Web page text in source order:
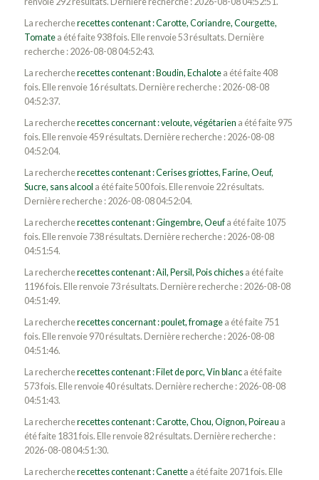
La rechercherecettes contenant : Carotte, Coriandre, Courgette,
Tomatea été faite 938 fois. Elle renvoie 53 résultats. Dernière
recherche : 2026-08-08 04:52:43.
La rechercherecettes contenant : Boudin, Echalotea été faite 408
fois. Elle renvoie 16 résultats. Dernière recherche : 2026-08-08
04:52:37.
La rechercherecettes concernant : veloute, végétarien a été faite 975
fois. Elle renvoie 459 résultats. Dernière recherche : 2026-08-08
04:52:04.
La rechercherecettes contenant : Cerises griottes, Farine, Oeuf,
Sucre, sans alcool a été faite 500 fois. Elle renvoie 22 résultats.
Dernière recherche : 2026-08-08 04:52:04.
La rechercherecettes contenant : Gingembre, Oeufa été faite 1075
fois. Elle renvoie 738 résultats. Dernière recherche : 2026-08-08
04:51:54.
La rechercherecettes contenant : Ail, Persil, Pois chichesa été faite
1196 fois. Elle renvoie 73 résultats. Dernière recherche : 2026-08-08
04:51:49.
La rechercherecettes concernant : poulet, fromagea été faite 751
fois. Elle renvoie 970 résultats. Dernière recherche : 2026-08-08
04:51:46.
La rechercherecettes contenant : Filet de porc, Vin blanca été faite
573 fois. Elle renvoie 40 résultats. Dernière recherche : 2026-08-08
04:51:43.
La rechercherecettes contenant : Carotte, Chou, Oignon, Poireau a
été faite 1831 fois. Elle renvoie 82 résultats. Dernière recherche :
2026-08-08 04:51:30.
La rechercherecettes contenant : Canettea été faite 2071 fois. Elle